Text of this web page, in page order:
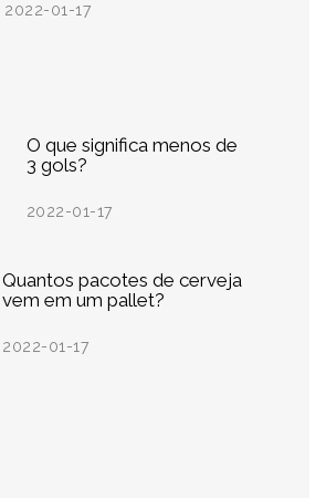
2022-01-17
O que significa menos de
3 gols?
2022-01-17
Quantos pacotes de cerveja
vem em um pallet?
2022-01-17